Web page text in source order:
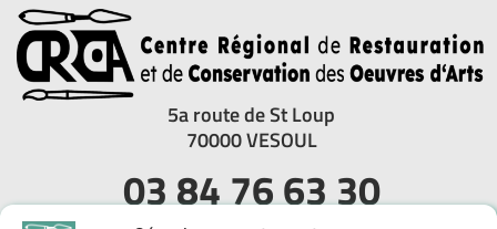
5a route de St Loup
70000 VESOUL
03 84 76 63 30